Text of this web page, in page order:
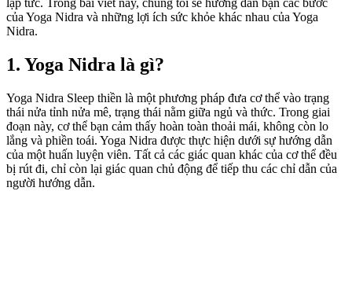
của Yoga Nidra và những lợi ích sức khỏe khác nhau của Yoga
Nidra.
1. Yoga Nidra là gì?
Yoga Nidra Sleep thiền là một phương pháp đưa cơ thể vào trạng
thái nửa tỉnh nửa mê, trạng thái nằm giữa ngủ và thức. Trong giai
đoạn này, cơ thể bạn cảm thấy hoàn toàn thoải mái, không còn lo
lắng và phiền toái. Yoga Nidra được thực hiện dưới sự hướng dẫn
của một huấn luyện viên. Tất cả các giác quan khác của cơ thể đều
bị rút đi, chỉ còn lại giác quan chủ động để tiếp thu các chỉ dẫn của
người hướng dẫn.